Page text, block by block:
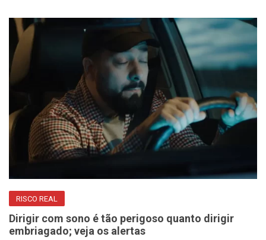
RISCO REAL
Dirigir com sono é tão perigoso quanto dirigir
embriagado; veja os alertas